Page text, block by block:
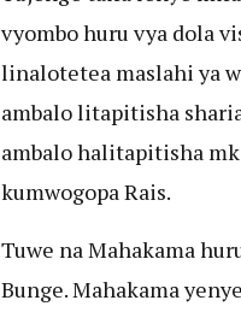
vyombo huru vya dola
linalotetea maslahi ya
ambalo litapitisha
ambalo halitapitisha
kumwogopa Rais.
Tuwe na Mahakama
Bunge. Mahakama